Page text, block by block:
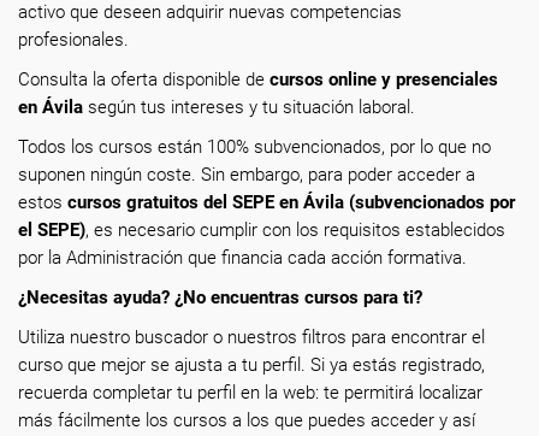
activo que deseen adquirir nuevas competencias
profesionales.
Consulta la oferta disponible de cursos online y presenciales
en Ávila según tus intereses y tu situación laboral.
Todos los cursos están 100% subvencionados, por lo que no
suponen ningún coste. Sin embargo, para poder acceder a
estos cursos gratuitos del SEPE en Ávila (subvencionados por
el SEPE), es necesario cumplir con los requisitos establecidos
por la Administración que financia cada acción formativa.
¿Necesitas ayuda? ¿No encuentras cursos para ti?
Utiliza nuestro buscador o nuestros filtros para encontrar el
curso que mejor se ajusta a tu perfil. Si ya estás registrado,
recuerda completar tu perfil en la web: te permitirá localizar
más fácilmente los cursos a los que puedes acceder y así